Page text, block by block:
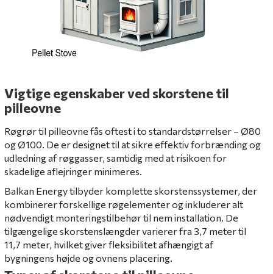
Vigtige egenskaber ved skorstene til
pilleovne
Røgrør til pilleovne fås oftest i to standardstørrelser – Ø80
og Ø100. De er designet til at sikre effektiv forbrænding og
udledning af røggasser, samtidig med at risikoen for
skadelige aflejringer minimeres.
Balkan Energy tilbyder komplette skorstenssystemer, der
kombinerer forskellige røgelementer og inkluderer alt
nødvendigt monteringstilbehør til nem installation. De
tilgængelige skorstenslængder varierer fra 3,7 meter til
11,7 meter, hvilket giver fleksibilitet afhængigt af
bygningens højde og ovnens placering.